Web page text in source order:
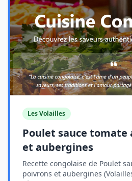
Les Volailles
Poulet sauce tomate
et aubergines
Recette congolaise de Poulet
poivrons et aubergines